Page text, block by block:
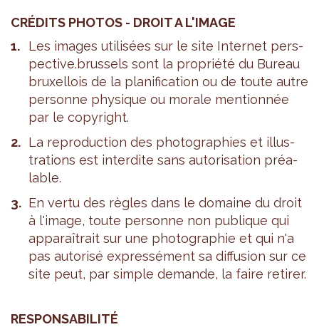
CRÉ­DITS PHO­TOS - DROIT A L'IMAGE
Les images uti­li­sées sur le site Inter­net pers­
pec­tive.brus­sels sont la pro­priété du Bureau
bruxel­lois de la pla­ni­fi­ca­tion ou de toute autre
per­sonne phy­sique ou morale men­tion­née
par le copy­right.
La repro­duc­tion des pho­to­gra­phies et illus­
tra­tions est inter­dite sans auto­ri­sa­tion préa­
lable.
En vertu des règles dans le domaine du droit
à l'image, toute per­sonne non publique qui
appa­raî­trait sur une pho­to­gra­phie et qui n'a
pas auto­risé expres­sé­ment sa dif­fu­sion sur ce
site peut, par simple demande, la faire reti­rer.
RES­PON­SA­BI­LITÉ